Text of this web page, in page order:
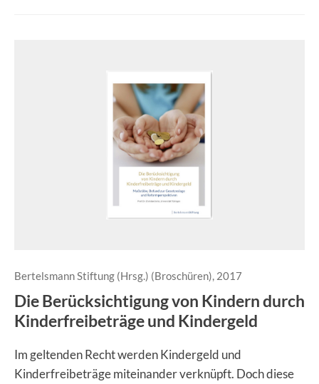
Bertelsmann Stiftung (Hrsg.) (Broschüren), 2017
Die Berücksichtigung von Kindern durch
Kinderfreibeträge und Kindergeld
Im geltenden Recht werden Kindergeld und
Kinderfreibeträge miteinander verknüpft. Doch diese